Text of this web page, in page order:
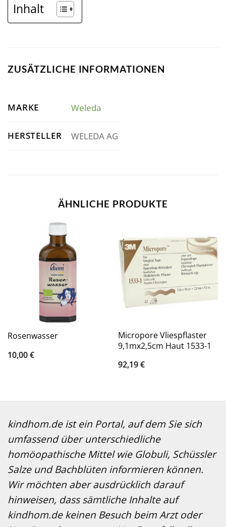
Inhalt
ZUSÄTZLICHE INFORMATIONEN
MARKE Weleda
HERSTELLER WELEDA AG
ÄHNLICHE PRODUKTE
Rosenwasser
10,00€
Micropore Vliespflaster
9,1mx2,5cm Haut 1533-1
92,19€
kindhom.de ist ein Portal, auf dem Sie sich
umfassend über unterschiedliche
homöopathische Mittel wie Globuli, Schüssler
Salze und Bachblüten informieren können.
Wir möchten aber ausdrücklich darauf
hinweisen, dass sämtliche Inhalte auf
kindhom.de keinen Besuch beim Arzt oder